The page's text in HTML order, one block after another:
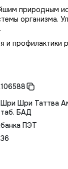
природным
организма.
и профилактики
106588
Шри Шри Таттва
таб. БАД
банка ПЭТ
36